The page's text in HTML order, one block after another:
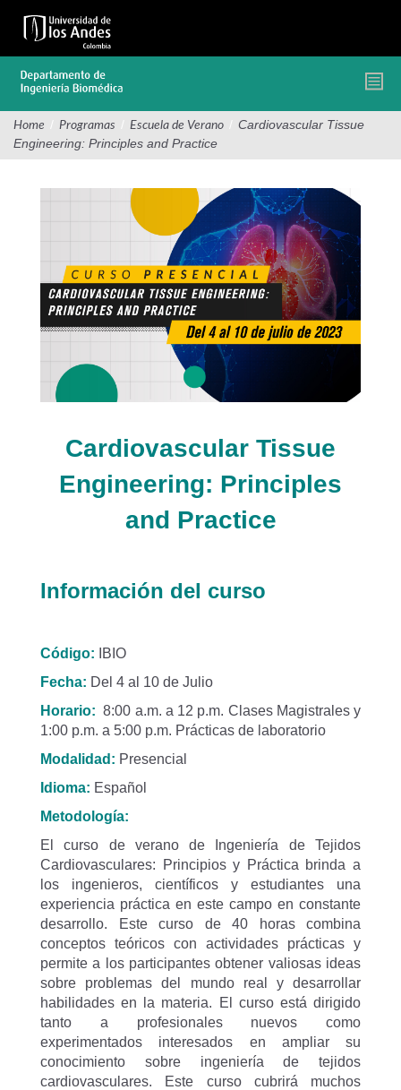
contenido
Home / Programas / Escuela de Verano / Cardiovascular Tissue
Engineering: Principles and Practice
Cardiovascular Tissue
Engineering: Principles
and Practice
Información del curso
Código:
IBIO
Fecha: Del 4 al 10 de Julio
Horario: 8:00 a.m. a 12 p.m. Clases Magistrales y
1:00 p.m. a 5:00 p.m. Prácticas de laboratorio
Modalidad: Presencial
Idioma: Español
Metodología:
El curso de verano de Ingeniería de Tejidos
Cardiovasculares: Principios y Práctica brinda a
los ingenieros, científicos y estudiantes una
experiencia práctica en este campo en constante
desarrollo. Este curso de 40 horas combina
conceptos teóricos con actividades prácticas y
permite a los participantes obtener valiosas ideas
sobre problemas del mundo real y desarrollar
habilidades en la materia. El curso está dirigido
tanto a profesionales nuevos como
experimentados interesados en ampliar su
conocimiento sobre ingeniería de tejidos
cardiovasculares. Este curso cubrirá muchos